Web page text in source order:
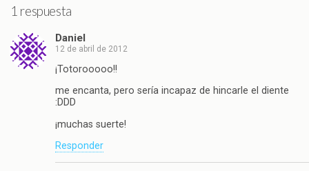
1 respuesta
Daniel
12 de abril de 2012
¡Totorooooo!!
me encanta, pero sería incapaz de hincarle el diente
:DDD
¡muchas suerte!
Responder